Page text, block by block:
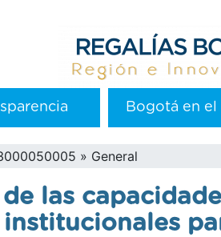
Bogotá en el
General
las